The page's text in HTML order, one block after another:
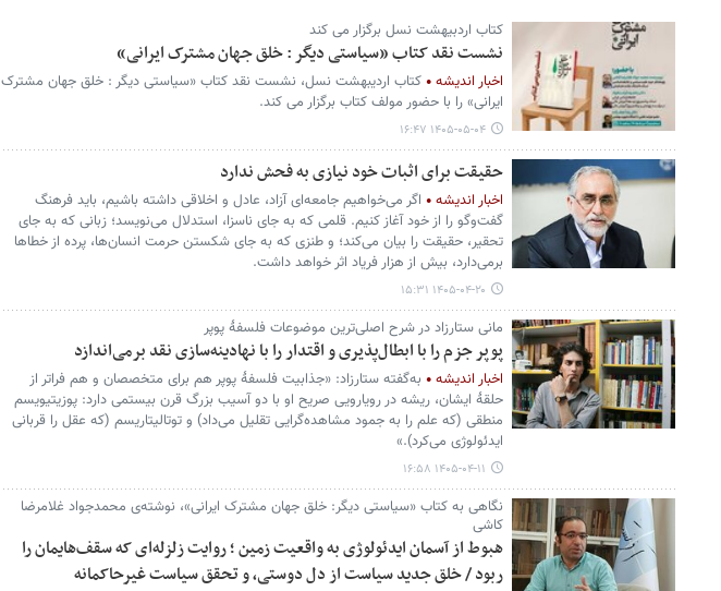
کتاب اردبیهشت نسل برگزار می کند
نشست نقد کتاب «سیاستی دیگر : خلق جهان مشترک ایرانی»
اخبار اندیشه
کتاب اردیبهشت نسل، نشست نقد کتاب «سیاستی دیگر : خلق جهان مشترک
ایرانی» را با حضور مولف کتاب برگزار می کند.
۱۴۰۵-۰۵-۰۴ ۱۶:۴۷
حقیقت برای اثبات خود نیازی به فحش ندارد
اخبار اندیشه
اگر می‌خواهیم جامعه‌ای آزاد، عادل و اخلاقی داشته باشیم، باید فرهنگ
گفت‌وگو را از خود آغاز کنیم. قلمی که به جای ناسزا، استدلال می‌نویسد؛ زبانی که به جای
تحقیر، حقیقت را بیان می‌کند؛ و طنزی که به جای شکستن حرمت انسان‌ها، پرده از خطاها
برمی‌دارد، بیش از هزار فریاد اثر خواهد داشت.
۱۴۰۵-۰۴-۲۰ ۱۵:۳۱
مانی ستارزاد در شرح اصلی‌ترین موضوعات فلسفۀ پوپر
پوپر جزم را با ابطال‌پذیری و اقتدار را با نهادینه‌سازی نقد برمی‌اندازد
اخبار اندیشه
به‌گفته ستارزاد: «جذابیت فلسفۀ پوپر هم برای متخصصان و هم فراتر از
حلقۀ ایشان، ریشه در رویارویی صریح او با دو آسیب بزرگ قرن بیستمی دارد: پوزیتیویسم
منطقی (که علم را به جمود مشاهده‌گرایی تقلیل می‌داد) و توتالیتاریسم (که عقل را قربانی
ایدئولوژی می‌کرد).»
۱۴۰۵-۰۴-۱۱ ۱۶:۵۸
نگاهی به کتاب «سیاستی دیگر: خلق جهان مشترک ایرانی»، نوشته‌ی محمدجواد غلامرضا
کاشی
هبوط از آسمان ایدئولوژی به واقعیت زمین ؛ روایت زلزله‌ای که سقف‌هایمان را
ربود / خلق جدید سیاست از دل دوستی، و تحقق سیاست غیرحاکمانه